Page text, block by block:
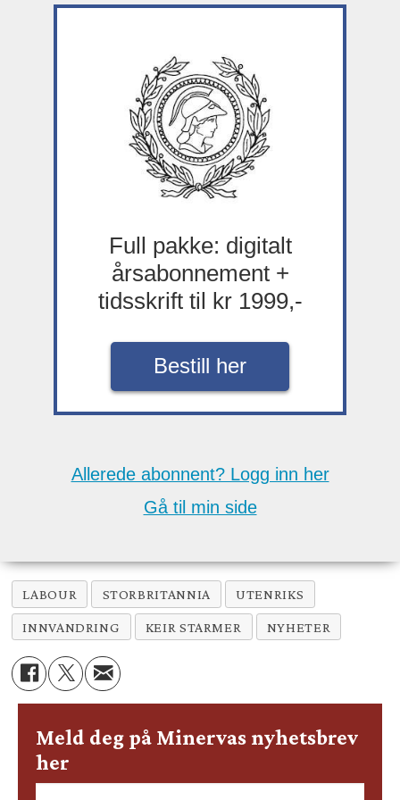
Full pakke: digitalt
årsabonnement +
tidsskrift til kr 1999,-
Bestill her
Allerede abonnent? Logg inn her
Gå til min side
LABOUR STORBRITANNIA UTENRIKS
INNVANDRING KEIR STARMER NYHETER
Meld deg på Minervas nyhetsbrev
her